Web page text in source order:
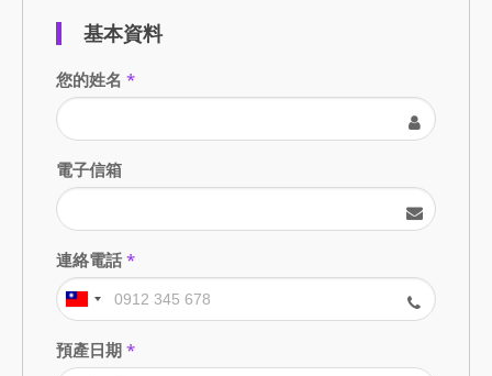
基本資料
您的姓名 *
電子信箱
連絡電話 *
預產日期 *